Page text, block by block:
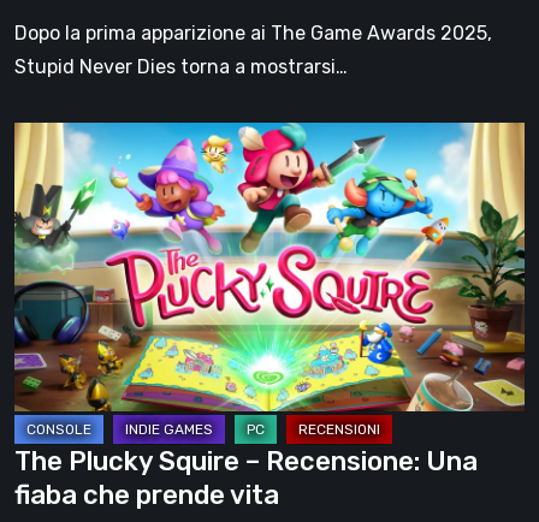
RPG
di
Dopo la prima apparizione ai The Game Awards 2025,
Stupid Never Dies torna a mostrarsi…
The
Plucky
Squire
–
Recensione:
Una
fiaba
che
prende
vita
The Plucky Squire – Recensione: Una
fiaba che prende vita